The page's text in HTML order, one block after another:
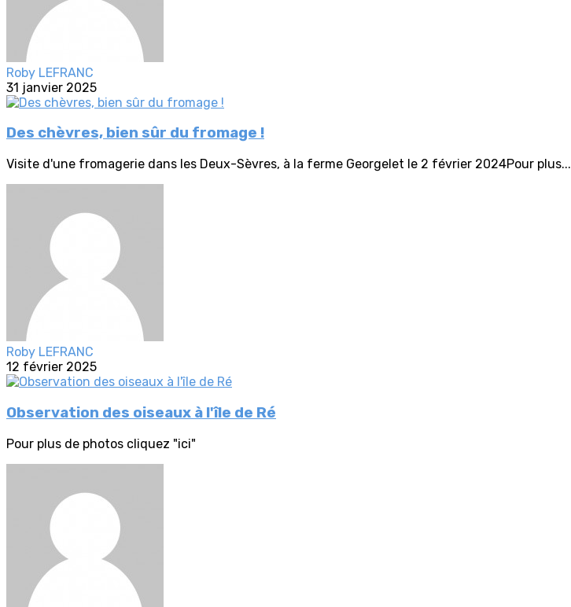
Roby LEFRANC
31 janvier 2025
Des chèvres, bien sûr du fromage !
Visite d'une fromagerie dans les Deux-Sèvres, à la ferme Georgelet le 2 février 2024Pour plus...
Roby LEFRANC
12 février 2025
Observation des oiseaux à l'île de Ré
Pour plus de photos cliquez "ici"